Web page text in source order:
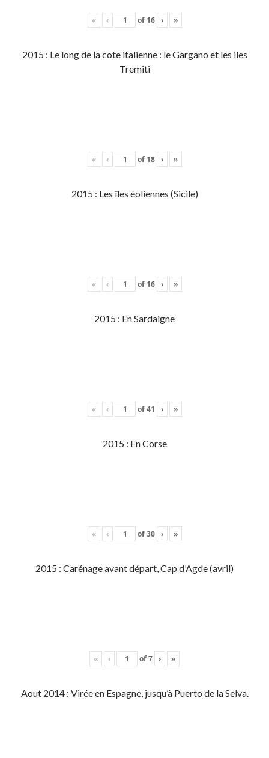
« ‹ of 16 › »
2015 : Le long de la cote italienne : le Gargano et les iles
Tremiti
« ‹ of 18 › »
2015 : Les îles éoliennes (Sicile)
« ‹ of 16 › »
2015 : En Sardaigne
« ‹ of41 › »
2015 : En Corse
« ‹ of30 › »
2015 : Carénage avant départ, Cap d’Agde (avril)
« ‹ of7 › »
Aout 2014 : Virée en Espagne, jusqu’à Puerto de la Selva.